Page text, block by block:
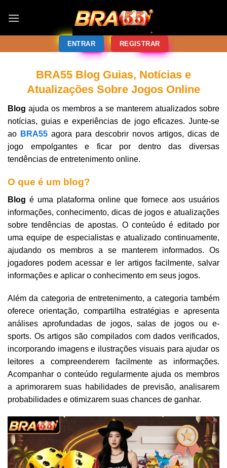
ENTRAR REGISTRAR
BRA55 Blog Guias, Notícias e
Atualizações Sobre Jogos Online
Blog ajuda os membros a se manterem atualizados sobre
notícias, guias e experiências de jogo eficazes. Junte-se
ao BRA55 agora para descobrir novos artigos, dicas de
jogo empolgantes e ficar por dentro das diversas
tendências de entretenimento online.
O que é um blog?
Blog é uma plataforma online que fornece aos usuários
informações, conhecimento, dicas de jogos e atualizações
sobre tendências de apostas. O conteúdo é editado por
uma equipe de especialistas e atualizado continuamente,
ajudando os membros a se manterem informados. Os
jogadores podem acessar e ler artigos facilmente, salvar
informações e aplicar o conhecimento em seus jogos.
Além da categoria de entretenimento, a categoria também
oferece orientação, compartilha estratégias e apresenta
análises aprofundadas de jogos, salas de jogos ou e-
sports. Os artigos são compilados com dados verificados,
incorporando imagens e ilustrações visuais para ajudar os
leitores a compreenderem facilmente as informações.
Acompanhar o conteúdo regularmente ajuda os membros
a aprimorarem suas habilidades de previsão, analisarem
probabilidades e otimizarem suas chances de ganhar.